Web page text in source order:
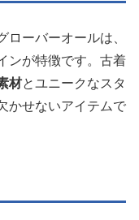
ローバーオールは、
ンが特徴です。古着
材とユニークなスタ
かせないアイテムで